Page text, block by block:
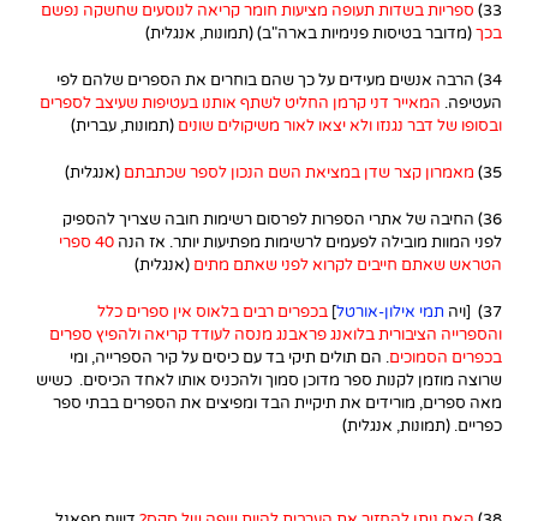
33) ספריות בשדות תעופה מציעות חומר קריאה לנוסעים שחשקה נפשם
בכך(מדובר בטיסות פנימיות בארה"ב) (תמונות, אנגלית)
34) הרבה אנשים מעידים על כך שהם בוחרים את הספרים שלהם לפי
העטיפה. המאייר דני קרמן החליט לשתף אותנו בעטיפות שעיצב לספרים
ובסופו של דבר נגנזו ולא יצאו לאור משיקולים שונים (תמונות, עברית)
35) מאמרון קצר שדן במציאת השם הנכון לספר שכתבתם (אנגלית)
36) החיבה של אתרי הספרות לפרסום רשימות חובה שצריך להספיק
לפני המוות מובילה לפעמים לרשימות מפתיעות יותר. אז הנה
40 ספרי
הטראש שאתם חייבים לקרוא לפני שאתם מתים (אנגלית)
37) [ויה תמי אילון-אורטל] בכפרים רבים בלאוס אין ספרים כלל
והספרייה הציבורית בלואנג פראבנג מנסה לעודד קריאה ולהפיץ ספרים
בכפרים הסמוכים. הם תולים תיקי בד עם כיסים על קיר הספרייה, ומי
שרוצה מוזמן לקנות ספר מדוכן סמוך ולהכניס אותו לאחד הכיסים. כשיש
מאה ספרים, מורידים את תיקיית הבד ומפיצים את הספרים בבתי ספר
כפריים. (תמונות, אנגלית)